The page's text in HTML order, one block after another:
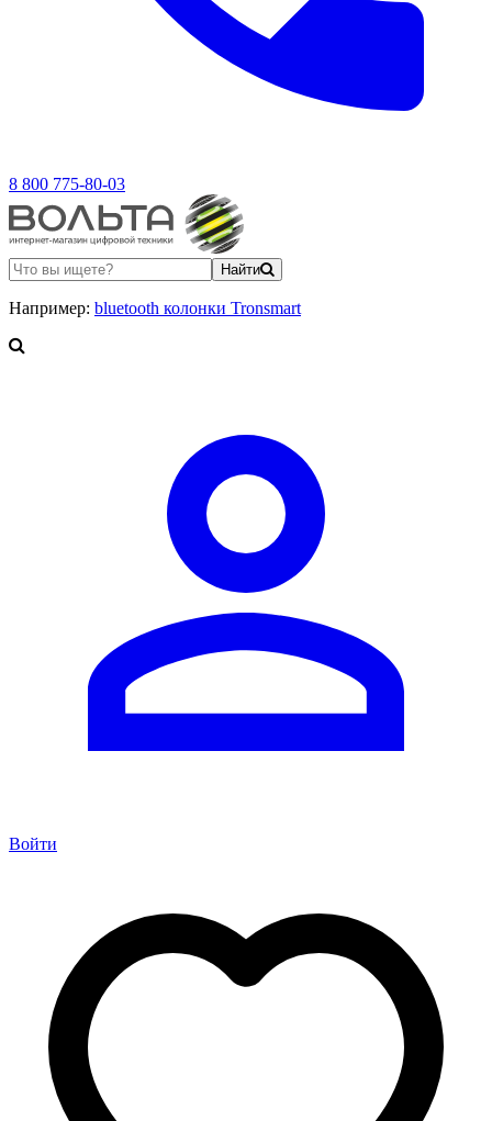
8 800 775-80-03
Найти
Например: bluetooth колонки Tronsmart
Войти